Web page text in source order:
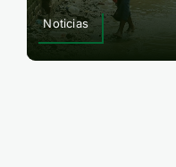
Noticias